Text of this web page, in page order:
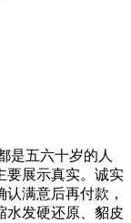
是五六十岁的人
要展示真实。诚实
满意后再付款，
水发硬还原、貂皮